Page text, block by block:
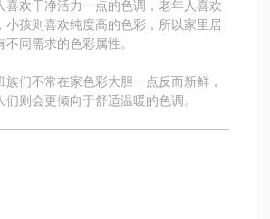
欢干净活力一点的色调，老年人喜欢
小孩则喜欢纯度高的色彩，所以家里居
需求的色彩属性。
们不常在家色彩大胆一点反而新鲜，
则会更倾向于舒适温暖的色调。